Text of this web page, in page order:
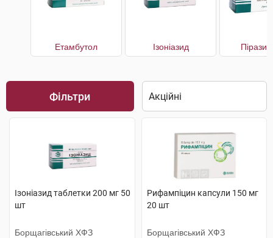
Етамбутол Ізоніазид
Фільтри
Ізоніазид таблетки 200 мг 50
шт
Борщагівський ХФЗ
Рифампіцин капсули 150 мг
20 шт
Борщагівський ХФЗ